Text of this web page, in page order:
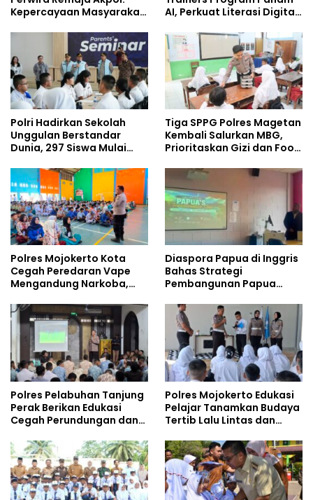
Kepercayaan Masyarakat
AI, Perkuat Literasi Digital
Polri Hadirkan Sekolah
Unggulan Berstandar
Dunia, 297 Siswa Mulai
Tiga SPPG Polres Magetan
Kembali Salurkan MBG,
Prioritaskan Gizi dan Food
Polres Mojokerto Kota
Cegah Peredaran Vape
Mengandung Narkoba,
Kalangan Remaja
Diaspora Papua di Inggris
Bahas Strategi
Pembangunan Papua
Doktoral Internasional
Polres Pelabuhan Tanjung
Perak Berikan Edukasi
Cegah Perundungan dan
kepada Pelajar MPLS
Polres Mojokerto Edukasi
Pelajar Tanamkan Budaya
Tertib Lalu Lintas dan